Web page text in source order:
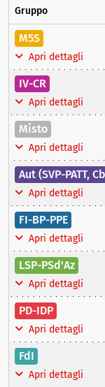
Gruppo
M5S
Apri dettagli
IV-CR
Apri dettagli
Misto
Apri dettagli
Aut (SVP-PATT,
Apri dettagli
FI-BP-PPE
Apri dettagli
LSP-PSd'Az
Apri dettagli
PD-IDP
Apri dettagli
FdI
Apri dettagli